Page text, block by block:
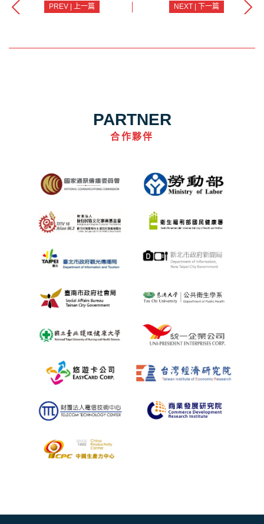
PREV | 上一篇 NEXT | 下一篇
PARTNER
合作夥伴